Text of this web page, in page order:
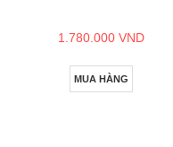
1.780.000 VND
MUA HÀNG